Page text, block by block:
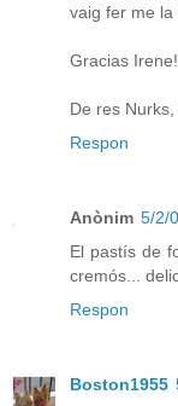
vaig fer me la
Gracias Irene!
De res
Respon
Anònim 5/2/
El pastís de
cremós...
Respon
Boston1955